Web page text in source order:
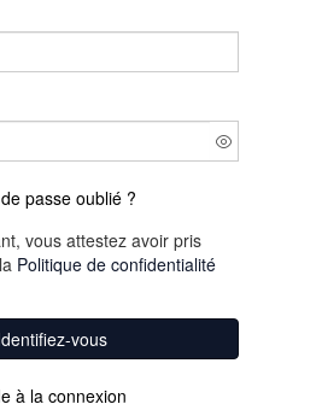
passe oublié ?
vous attestez avoir pris
Politique de confidentialité
vous
à la connexion